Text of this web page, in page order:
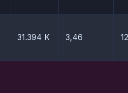
31.394 K 3,46